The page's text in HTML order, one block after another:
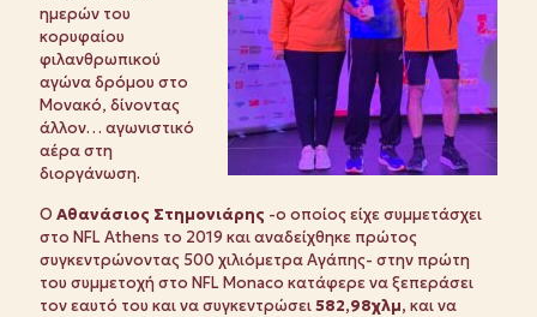
ημερών του
κορυφαίου
φιλανθρωπικού
αγώνα δρόμου στο
Μονακό, δίνοντας
άλλον… αγωνιστικό
αέρα στη
διοργάνωση.
Ο Αθανάσιος Στημονιάρης -ο οποίος είχε συμμετάσχει
στο NFL Athens το 2019 και αναδείχθηκε πρώτος
συγκεντρώνοντας 500 χιλιόμετρα Αγάπης- στην πρώτη
του συμμετοχή στο NFL Monaco κατάφερε να ξεπεράσει
τον εαυτό του και να συγκεντρώσει582,98χλμ, και να